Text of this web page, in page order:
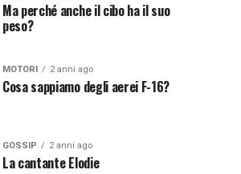
Ma perché anche il cibo ha il suo
peso?
MOTORI 2 anni ago
Cosa sappiamo degli aerei F-16?
GOSSIP 2 anni ago
La cantante Elodie